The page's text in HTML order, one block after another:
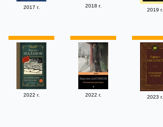
2017 г. 2018 г.
2019 г.
2022 г. 2022 г. 2023 г.